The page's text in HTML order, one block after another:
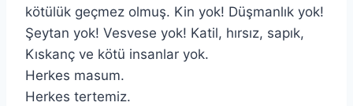
kötülük geçmez olmuş. Kin yok! Düşmanlık yok!
Şeytan yok! Vesvese yok! Katil, hırsız, sapık,
Kıskanç ve kötü insanlar yok.
Herkes masum.
Herkes tertemiz.